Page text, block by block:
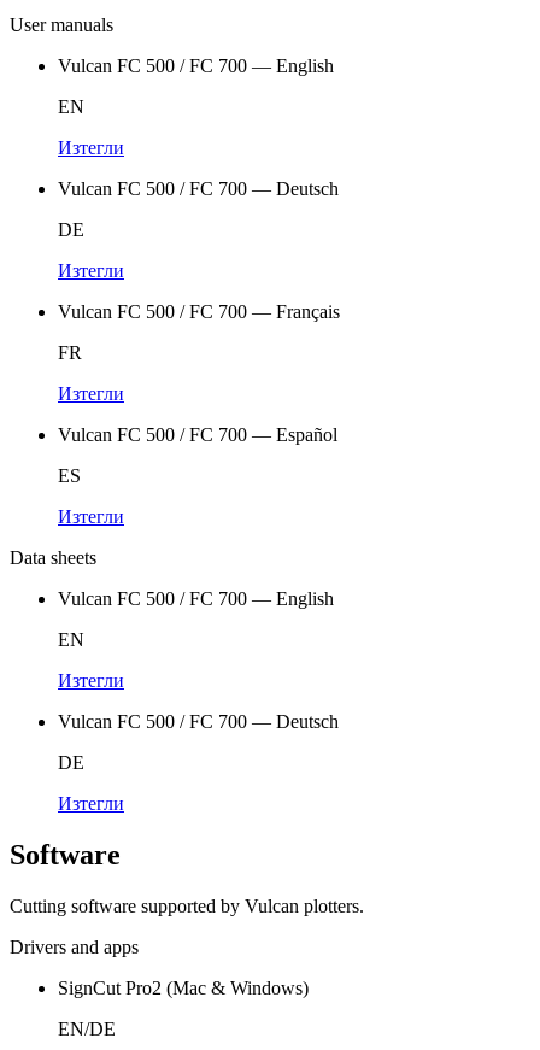
User manuals
Vulcan FC 500 / FC 700 — English
EN
Изтегли
Vulcan FC 500 / FC 700 — Deutsch
DE
Изтегли
Vulcan FC 500 / FC 700 — Français
FR
Изтегли
Vulcan FC 500 / FC 700 — Español
ES
Изтегли
Data sheets
Vulcan FC 500 / FC 700 — English
EN
Изтегли
Vulcan FC 500 / FC 700 — Deutsch
DE
Изтегли
Software
Cutting software supported by Vulcan plotters.
Drivers and apps
SignCut Pro2 (Mac & Windows)
EN/DE